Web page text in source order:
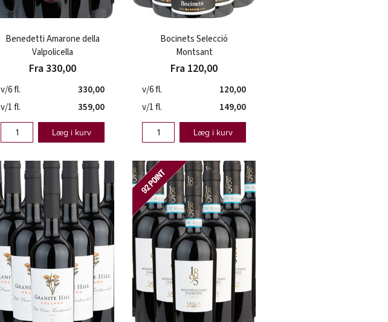
Benedetti Amarone della
Valpolicella
Fra 330,00
v/6 fl.
330,00
v/1 fl.
359,00
Læg i kurv
Bocinets Selecció
Montsant
Fra 120,00
v/6 fl.
120,00
v/1 fl.
149,00
Læg i kurv